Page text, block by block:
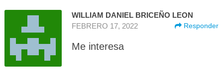
WILLIAM DANIEL BRICEÑO LEON
FEBRERO 17, 2022
Responder
Me interesa